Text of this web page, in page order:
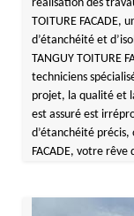
réalisation des
TOITURE FACADE,
d’étanchéité et
TANGUY TOITURE
techniciens
projet, la qualité et
est assuré est
d’étanchéité précis,
FACADE, votre